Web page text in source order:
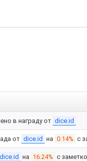
в награду от dice.id
от dice.id на 0.14% с
dice.id на 16.24% с